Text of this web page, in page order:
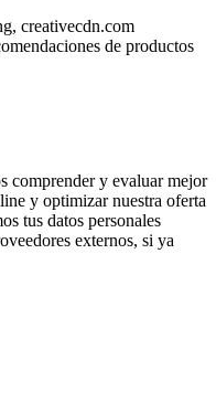
creativecdn.com
de productos
comprender y evaluar mejor
y optimizar nuestra oferta
tus datos personales
externos, si ya